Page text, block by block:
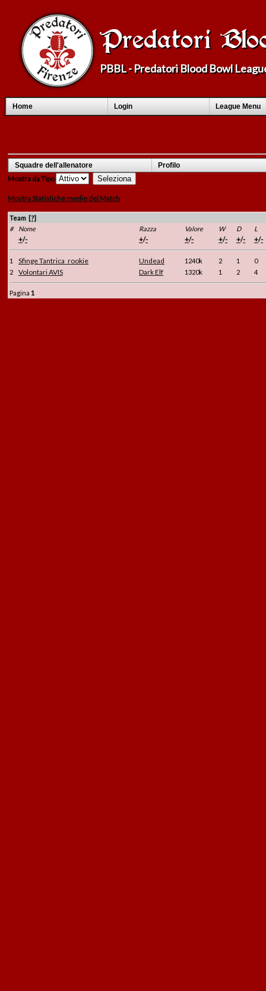
Predatori
PBBL - Predatori Blood Bowl
Home Login League Menu
Squadre dell'allenatore Profilo
Mostra daTipo
Mostra Statistiche medie del Match
Team [?]
# Nome Razza Valore W D L
+/- +/- +/- +/- +/- +/-
1 Sfinge Tantrica_rookie Undead 1240k 2 1
0
2
Volontari AVIS Dark Elf 1320k 1 2 4
Pagina 1